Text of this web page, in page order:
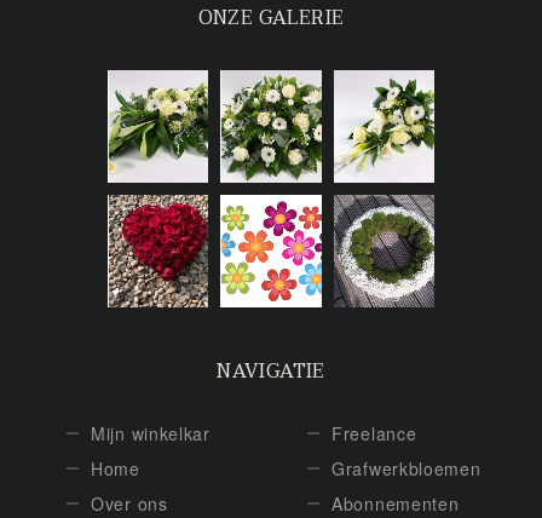
ONZE GALERIE
NAVIGATIE
Mijn winkelkar
Home
Over ons
Freelance
Grafwerkbloemen
Abonnementen